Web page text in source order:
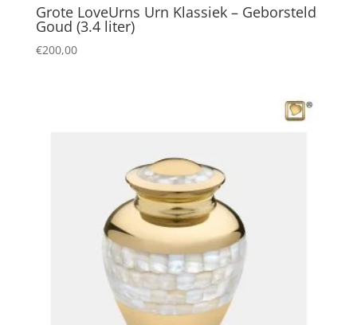
Grote LoveUrns Urn Klassiek – Geborsteld
Goud (3.4 liter)
€200,00